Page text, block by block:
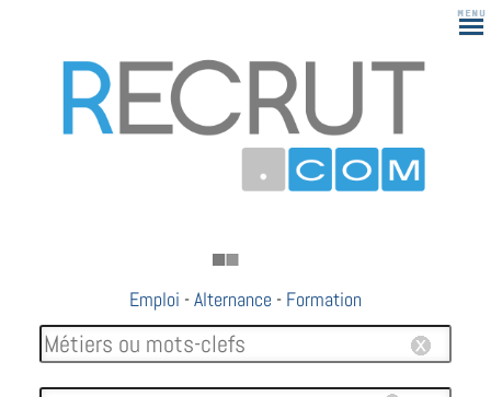
Emploi -Alternance - Formation